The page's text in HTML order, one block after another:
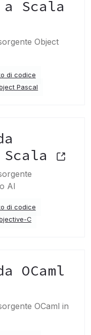
Scala
Object
di codice
Pascal
AI
di codice
C
OCaml
OCaml in